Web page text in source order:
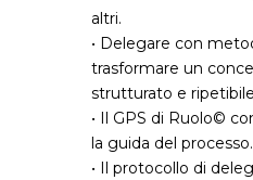
altri.
• Delegare con
trasformare un
strutturato e
• Il GPS di Ruolo©
la guida del processo.
• Il protocollo di